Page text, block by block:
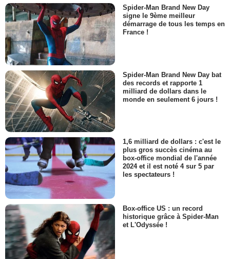
Spider-Man Brand New Day
signe le 9ème meilleur
démarrage de tous les temps en
France !
Spider-Man Brand New Day bat
des records et rapporte 1
milliard de dollars dans le
monde en seulement 6 jours !
1,6 milliard de dollars : c'est le
plus gros succès cinéma au
box-office mondial de l'année
2024 et il est noté 4 sur 5 par
les spectateurs !
Box-office US : un record
historique grâce à Spider-Man
et L'Odyssée !